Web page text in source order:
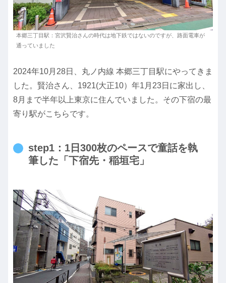
本郷三丁目駅：宮沢賢治さんの時代は地下鉄ではないのですが、路面電車が
通っていました
2024年10月28日、丸ノ内線 本郷三丁目駅にやってきま
した。賢治さん、1921(大正10）年1月23日に家出し、
8月まで半年以上東京に住んでいました。その下宿の最
寄り駅がこちらです。
step1：1日300枚のペースで童話を執
筆した「下宿先・稲垣宅」